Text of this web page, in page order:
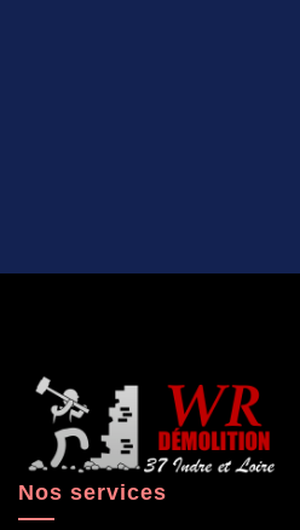
Nos services